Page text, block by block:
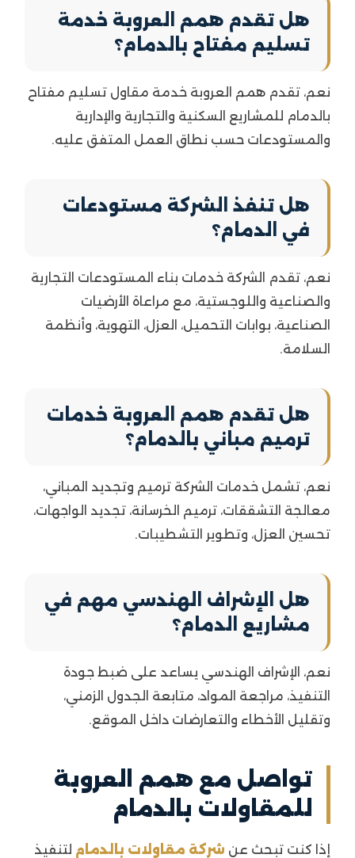
هل تقدم همم العروبة خدمة
تسليم مفتاح بالدمام؟
نعم، تقدم همم العروبة خدمة مقاول تسليم مفتاح
بالدمام للمشاريع السكنية والتجارية والإدارية
والمستودعات حسب نطاق العمل المتفق عليه.
هل تنفذ الشركة مستودعات
في الدمام؟
نعم، تقدم الشركة خدمات بناء المستودعات التجارية
والصناعية واللوجستية، مع مراعاة الأرضيات
الصناعية، بوابات التحميل، العزل، التهوية، وأنظمة
السلامة.
هل تقدم همم العروبة خدمات
ترميم مباني بالدمام؟
نعم، تشمل خدمات الشركة ترميم وتجديد المباني،
معالجة التشققات، ترميم الخرسانة، تجديد الواجهات،
تحسين العزل، وتطوير التشطيبات.
هل الإشراف الهندسي مهم في
مشاريع الدمام؟
نعم، الإشراف الهندسي يساعد على ضبط جودة
التنفيذ، مراجعة المواد، متابعة الجدول الزمني،
وتقليل الأخطاء والتعارضات داخل الموقع.
تواصل مع همم العروبة
للمقاولات بالدمام
إذا كنت تبحث عن شركة مقاولات بالدمام لتنفيذ